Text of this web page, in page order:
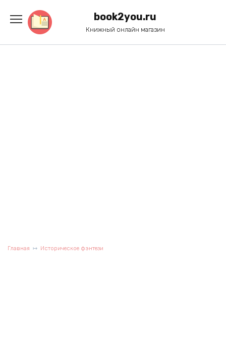
содержанию
book2you.ru
Книжный онлайн магазин
Главная Историческое фэнтези